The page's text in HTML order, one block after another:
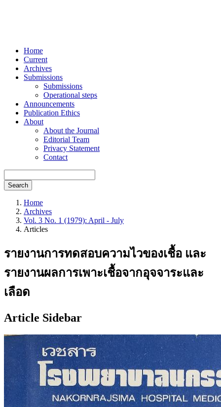
Home
Current
Archives
Submissions
Submissions
Operational steps
Announcements
Publication Ethics
About
About the Journal
Editorial Team
Privacy Statement
Contact
Search
Home
Archives
Vol. 3 No. 1 (1979): April - July
Articles
รายงานการทดสอบความไวของเชื้อ และ
รายงานผลการเพาะเชื้อจากอุจจาระและ
เลือด
Article Sidebar